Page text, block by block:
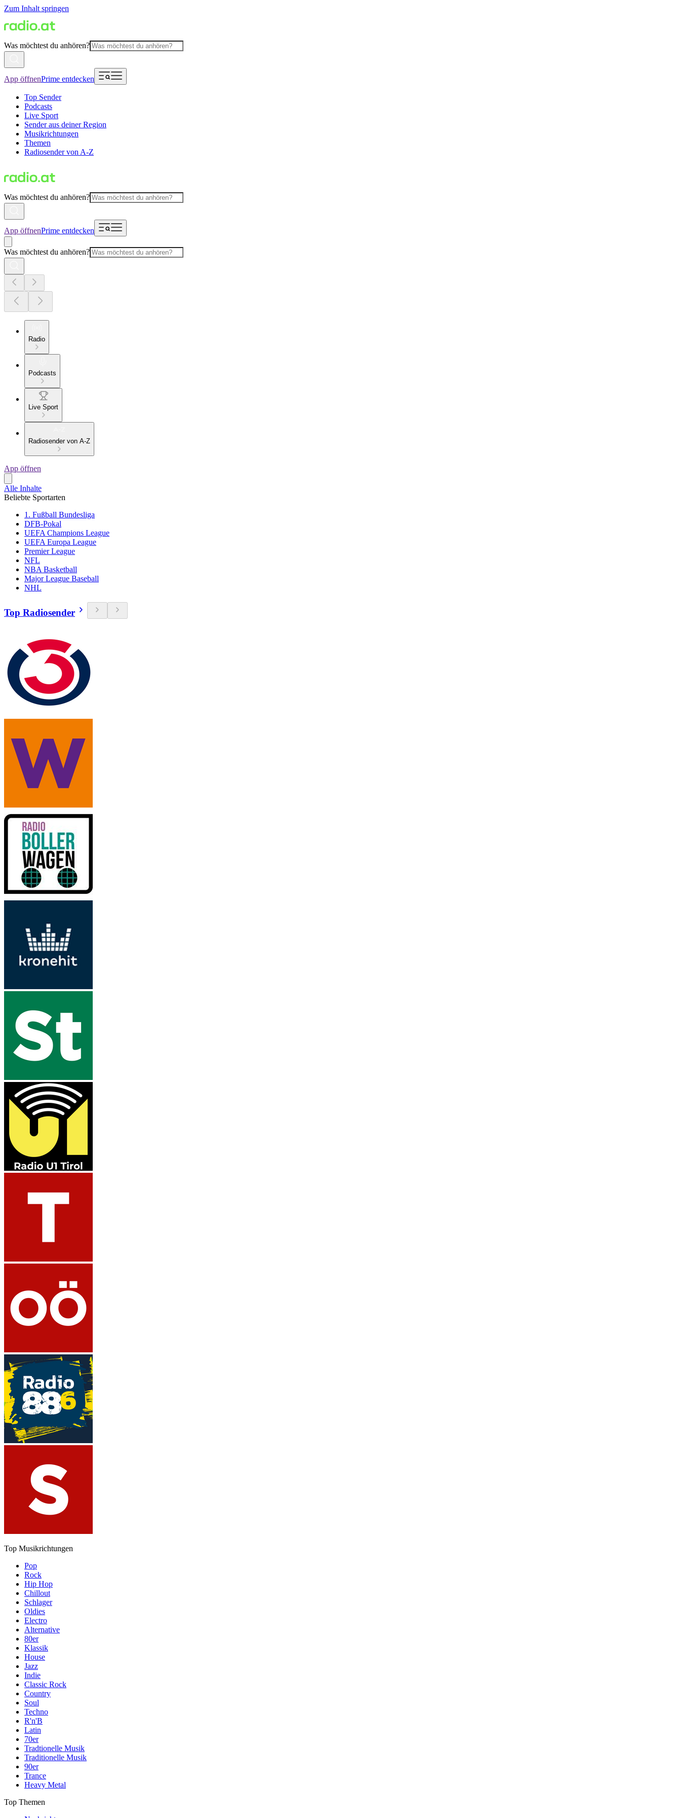
Zum Inhalt springen
Was möchtest du anhören?
App öffnenPrime entdecken
Top Sender
Podcasts
Live Sport
Sender aus deiner Region
Musikrichtungen
Themen
Radiosender von A-Z
Was möchtest du anhören?
App öffnenPrime entdecken
Was möchtest du anhören?
Radio
Podcasts
Live Sport
Radiosender von A-Z
App öffnen
Alle Inhalte
Beliebte Sportarten
1. Fußball Bundesliga
DFB-Pokal
UEFA Champions League
UEFA Europa League
Premier League
NFL
NBA Basketball
Major League Baseball
NHL
Top Radiosender
Top Musikrichtungen
Pop
Rock
Hip Hop
Chillout
Schlager
Oldies
Electro
Alternative
80er
Klassik
House
Jazz
Indie
Classic Rock
Country
Soul
Techno
R'n'B
Latin
70er
Tradtionelle Musik
Traditionelle Musik
90er
Trance
Heavy Metal
Top Themen